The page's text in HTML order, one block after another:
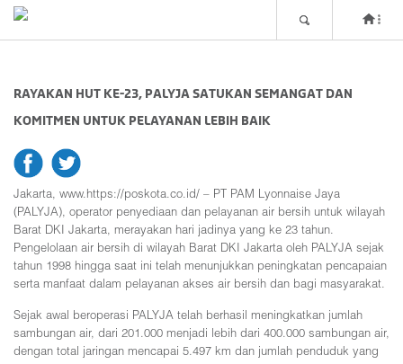
RAYAKAN HUT KE-23, PALYJA SATUKAN SEMANGAT DAN
KOMITMEN UNTUK PELAYANAN LEBIH BAIK
fb tw
Jakarta, www.https://poskota.co.id/ – PT PAM Lyonnaise Jaya
(PALYJA), operator penyediaan dan pelayanan air bersih untuk wilayah
Barat DKI Jakarta, merayakan hari jadinya yang ke 23 tahun.
Pengelolaan air bersih di wilayah Barat DKI Jakarta oleh PALYJA sejak
tahun 1998 hingga saat ini telah menunjukkan peningkatan pencapaian
serta manfaat dalam pelayanan akses air bersih dan bagi masyarakat.
Sejak awal beroperasi PALYJA telah berhasil meningkatkan jumlah
sambungan air, dari 201.000 menjadi lebih dari 400.000 sambungan air,
dengan total jaringan mencapai 5.497 km dan jumlah penduduk yang